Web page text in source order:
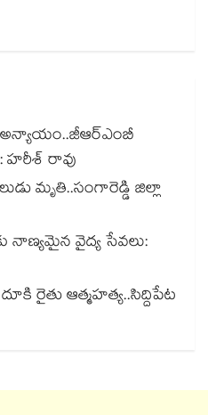
హరీశ్ రావు
మృతి..సంగారెడ్డి జిల్లా
నాణ్యమైన వైద్య సేవలు:
రైతు ఆత్మహత్య..సిద్దిపేట